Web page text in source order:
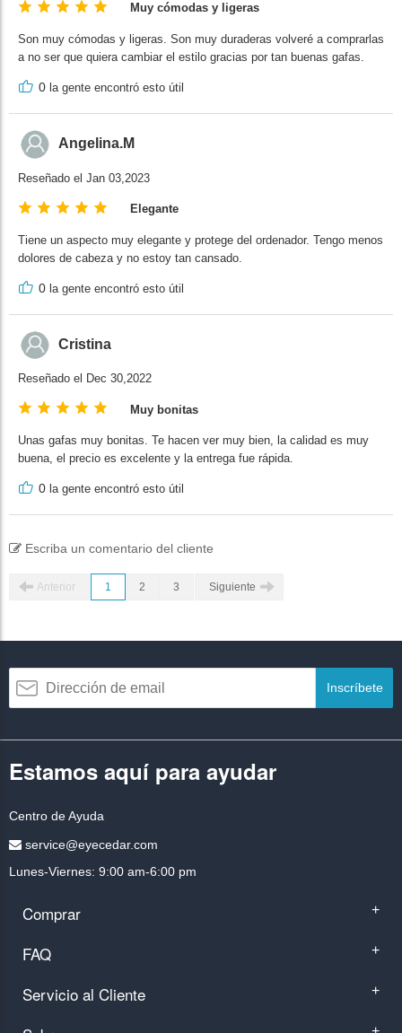
Muy cómodas y ligeras
Son muy cómodas y ligeras. Son muy duraderas volveré a comprarlas
a no ser que quiera cambiar el estilo gracias por tan buenas gafas.
0 la gente encontró esto útil
Angelina.M
Reseñado el Jan 03,2023
Elegante
Tiene un aspecto muy elegante y protege del ordenador. Tengo menos
dolores de cabeza y no estoy tan cansado.
0 la gente encontró esto útil
Cristina
Reseñado el Dec 30,2022
Muy bonitas
Unas gafas muy bonitas. Te hacen ver muy bien, la calidad es muy
buena, el precio es excelente y la entrega fue rápida.
0 la gente encontró esto útil
Escriba un comentario del cliente
Anterior 1 2 3 Siguiente
Inscríbete
Estamos aquí para ayudar
Centro de Ayuda
service@eyecedar.com
Lunes-Viernes: 9:00 am-6:00 pm
Comprar +
FAQ +
Servicio al Cliente +